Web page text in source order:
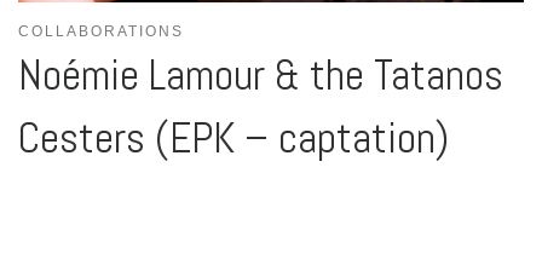
COLLABORATIONS
Noémie Lamour & the Tatanos
Cesters (EPK – captation)